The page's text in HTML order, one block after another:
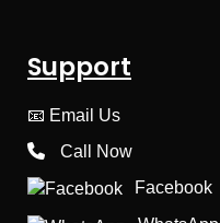
Support
📧 Email Us
Call Now
Facebook